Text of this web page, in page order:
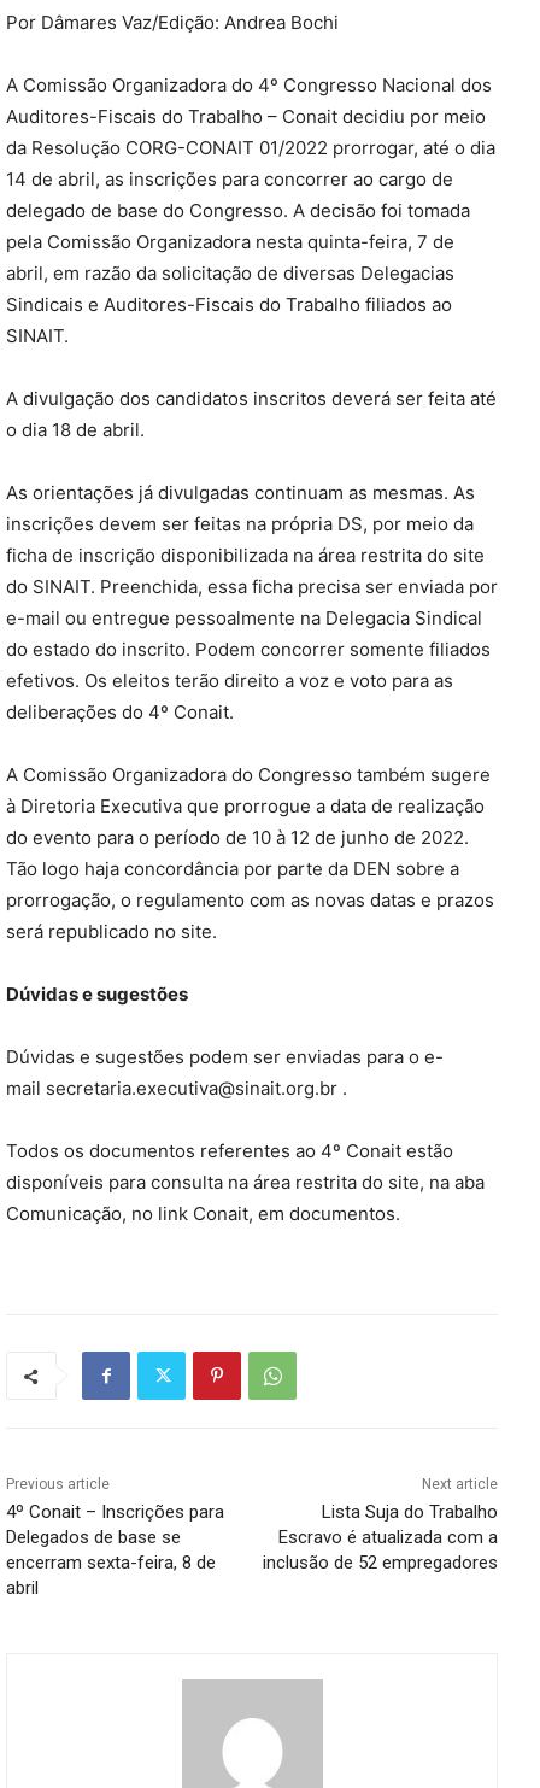
Por Dâmares Vaz/Edição: Andrea Bochi
A Comissão Organizadora do 4º Congresso Nacional dos
Auditores-Fiscais do Trabalho – Conait decidiu por meio
da Resolução CORG-CONAIT 01/2022 prorrogar, até o dia
14 de abril, as inscrições para concorrer ao cargo de
delegado de base do Congresso. A decisão foi tomada
pela Comissão Organizadora nesta quinta-feira, 7 de
abril, em razão da solicitação de diversas Delegacias
Sindicais e Auditores-Fiscais do Trabalho filiados ao
SINAIT.
A divulgação dos candidatos inscritos deverá ser feita até
o dia 18 de abril.
As orientações já divulgadas continuam as mesmas. As
inscrições devem ser feitas na própria DS, por meio da
ficha de inscrição disponibilizada na área restrita do site
do SINAIT. Preenchida, essa ficha precisa ser enviada por
e-mail ou entregue pessoalmente na Delegacia Sindical
do estado do inscrito. Podem concorrer somente filiados
efetivos. Os eleitos terão direito a voz e voto para as
deliberações do 4º Conait.
A Comissão Organizadora do Congresso também sugere
à Diretoria Executiva que prorrogue a data de realização
do evento para o período de 10 à 12 de junho de 2022.
Tão logo haja concordância por parte da DEN sobre a
prorrogação, o regulamento com as novas datas e prazos
será republicado no site.
Dúvidas e sugestões
Dúvidas e sugestões podem ser enviadas para o e-
mail secretaria.executiva@sinait.org.br .
Todos os documentos referentes ao 4º Conait estão
disponíveis para consulta na área restrita do site, na aba
Comunicação, no link Conait, em documentos.
Previous article
4º Conait – Inscrições para
Delegados de base se
encerram sexta-feira, 8 de
abril
Next article
Lista Suja do Trabalho
Escravo é atualizada com a
inclusão de 52 empregadores